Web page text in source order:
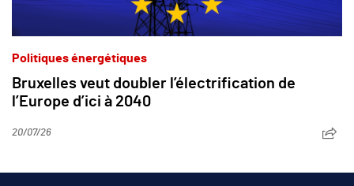
Politiques énergétiques
Bruxelles veut doubler l’électrification de
l’Europe d’ici à 2040
20/07/26